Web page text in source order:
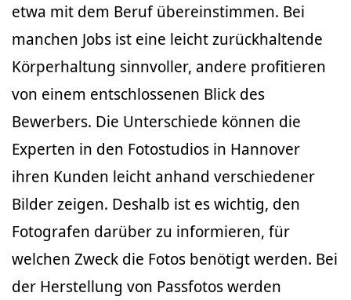
etwa mit dem Beruf übereinstimmen. Bei
manchen Jobs ist eine leicht zurückhaltende
Körperhaltung sinnvoller, andere profitieren
von einem entschlossenen Blick des
Bewerbers. Die Unterschiede können die
Experten in den Fotostudios in Hannover
ihren Kunden leicht anhand verschiedener
Bilder zeigen. Deshalb ist es wichtig, den
Fotografen darüber zu informieren, für
welchen Zweck die Fotos benötigt werden. Bei
der Herstellung von Passfotos werden